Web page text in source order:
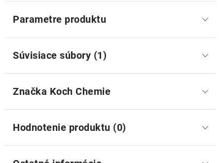
Parametre produktu
Súvisiace súbory (1)
Značka Koch Chemie
Hodnotenie produktu (0)